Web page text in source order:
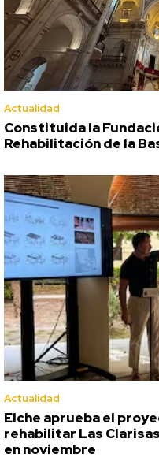
Actualidad
Constituida la
Rehabilitación de la
Actualidad
Elche aprueba el
rehabilitar Las
en noviembre